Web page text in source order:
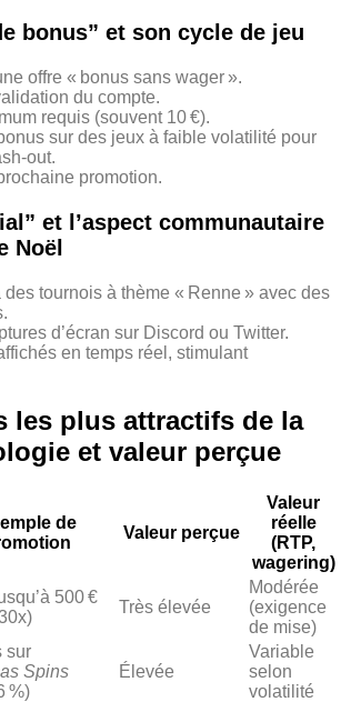
bonus” et son cycle de jeu
offre « bonus sans wager ».
du compte.
requis (souvent 10 €).
sur des jeux à faible volatilité pour
promotion.
et l’aspect communautaire
Noël
des tournois à thème « Renne » avec des
d’écran sur Discord ou Twitter.
en temps réel, stimulant
les plus attractifs de la
et valeur perçue
de
Valeur perçue
Valeur
réelle
(RTP,
wagering)
500 €
Très élevée
Modérée
(exigence
de mise)
sur
Spins
%)
Élevée
Variable
selon
volatilité